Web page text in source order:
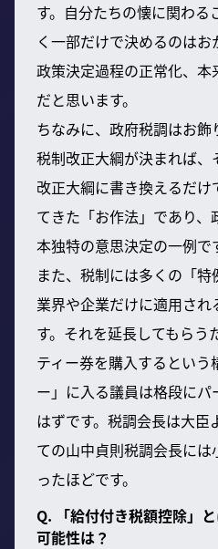
す。自分たちの懐に関わ
く一部だけで決めるのは
政策決定過程の正常化、
だと思います。
ちなみに、政府税調はお
税制改正大綱が決まれば
改正大綱に書き換えるだ
てきた「お作法」であり
本独特の意思決定の一例で
また、税制には多くの「
業界や企業だけに適用さ
す。それを延長してもらう
ティー券を購入するという
ー」に入る議員は格段に
はずです。税調会長は大臣
ての山中貞則税調会長に
ったほどです。
Q. 「給付付き税額控除」
可能性は？